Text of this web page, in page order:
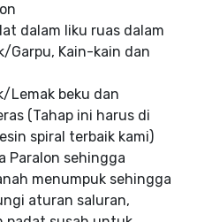
dalam liku ruas dalam
Garpu, Kain-kain dan
Lemak beku dan
(Tahap ini harus di
spiral terbaik kami)
Paralon sehingga
menumpuk sehingga
aturan saluran,